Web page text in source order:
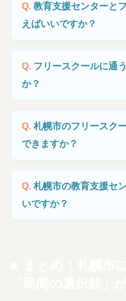
教育支援センターと
えばいいですか？
フリースクールに通
か？
札幌市のフリースク
できますか？
札幌市の教育支援セ
いですか？